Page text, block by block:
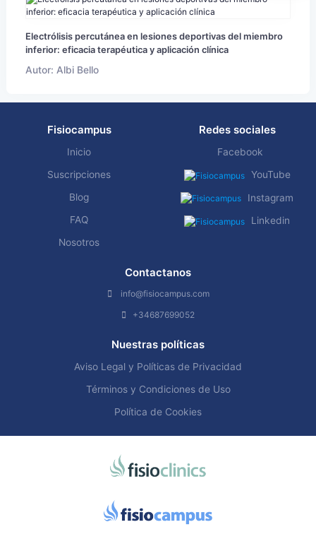
Electrólisis percutánea en lesiones deportivas del miembro
inferior: eficacia terapéutica y aplicación clínica
Autor: Albi Bello
Fisiocampus
Inicio
Suscripciones
Blog
FAQ
Nosotros
Redes sociales
Facebook
YouTube
Instagram
Linkedin
Contactanos
info@fisiocampus.com
+34687699052
Nuestras políticas
Aviso Legal y Políticas de Privacidad
Términos y Condiciones de Uso
Política de Cookies